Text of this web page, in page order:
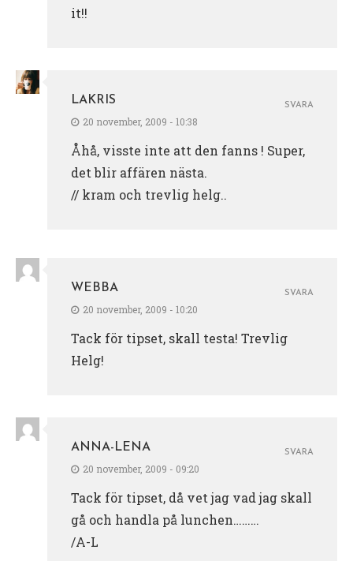
it!!
LAKRIS
20 november, 2009 - 10:38
Åhå, visste inte att den fanns ! Super,
det blir affären nästa.
// kram och trevlig helg..
SVARA
WEBBA
20 november, 2009 - 10:20
Tack för tipset, skall testa! Trevlig
Helg!
SVARA
ANNA-LENA
20 november, 2009 - 09:20
Tack för tipset, då vet jag vad jag skall
gå och handla på lunchen………
/A-L
SVARA